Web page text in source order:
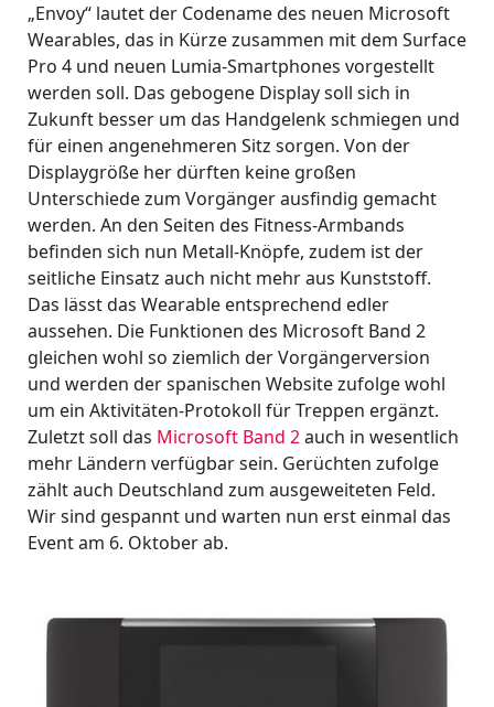
„Envoy“ lautet der Codename des neuen Microsoft
Wearables, das in Kürze zusammen mit dem Surface
Pro 4 und neuen Lumia-Smartphones vorgestellt
werden soll. Das gebogene Display soll sich in
Zukunft besser um das Handgelenk schmiegen und
für einen angenehmeren Sitz sorgen. Von der
Displaygröße her dürften keine großen
Unterschiede zum Vorgänger ausfindig gemacht
werden. An den Seiten des Fitness-Armbands
befinden sich nun Metall-Knöpfe, zudem ist der
seitliche Einsatz auch nicht mehr aus Kunststoff.
Das lässt das Wearable entsprechend edler
aussehen. Die Funktionen des Microsoft Band 2
gleichen wohl so ziemlich der Vorgängerversion
und werden der spanischen Website zufolge wohl
um ein Aktivitäten-Protokoll für Treppen ergänzt.
Zuletzt soll das Microsoft Band 2auch in wesentlich
mehr Ländern verfügbar sein. Gerüchten zufolge
zählt auch Deutschland zum ausgeweiteten Feld.
Wir sind gespannt und warten nun erst einmal das
Event am 6. Oktober ab.